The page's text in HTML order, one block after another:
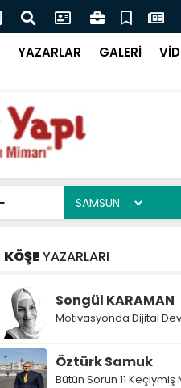
YAZARLAR GALERİ
KÖŞEYAZARLARI
Songül KARAMAN
Motivasyonda Dijital
Öztürk Samuk
Bütün Sorun 11